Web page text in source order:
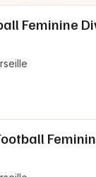
Feminine